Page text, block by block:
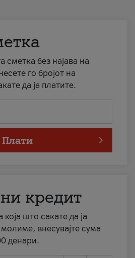
сметка без најава на
го бројот на
да ја платите.
Плати
кредит
која што сакате да ја
внесувајте сума
денари.